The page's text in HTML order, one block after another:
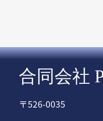
合同会社
〒526-0035